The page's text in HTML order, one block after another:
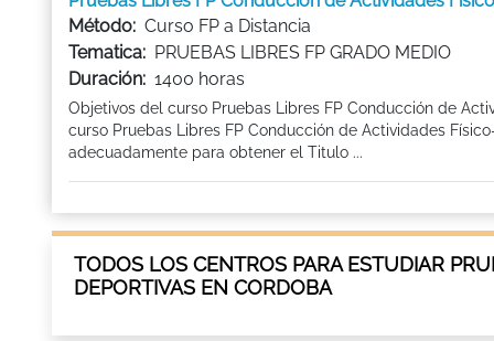
Método: Curso FP a Distancia
Tematica: PRUEBAS LIBRES FP GRADO MEDIO
Duración: 1400 horas
Objetivos del curso Pruebas Libres FP Conducción de
curso Pruebas Libres FP Conducción de Actividades
adecuadamente para obtener el Titulo ...
TODOS LOS CENTROS PARA ESTUDIAR
DEPORTIVAS EN CORDOBA